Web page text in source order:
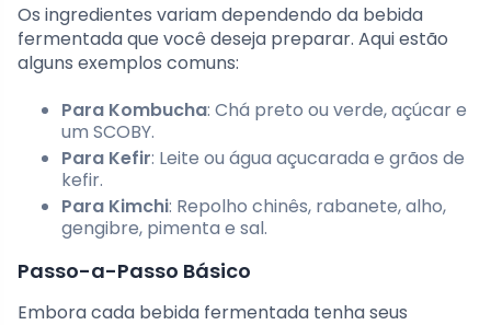
Os ingredientes variam dependendo da bebida
fermentada que você deseja preparar. Aqui estão
alguns exemplos comuns:
Para Kombucha: Chá preto ou verde, açúcar e
um SCOBY.
Para Kefir: Leite ou água açucarada e grãos de
kefir.
Para Kimchi: Repolho chinês, rabanete, alho,
gengibre, pimenta e sal.
Passo-a-Passo Básico
Embora cada bebida fermentada tenha seus